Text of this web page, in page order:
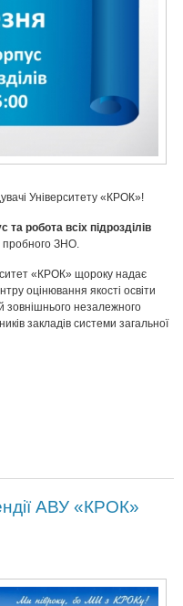
Університету «КРОК»!
робота всіх підрозділів
пробного ЗНО.
«КРОК» щороку надає
оцінювання якості освіти
зовнішнього незалежного
закладів системи загальної
АВУ «КРОК»